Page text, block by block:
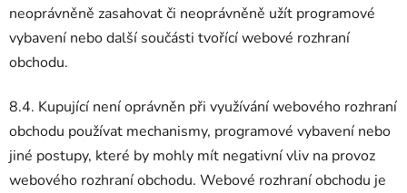
neoprávněně zasahovat či neoprávněně užít programové
vybavení nebo další součásti tvořící webové rozhraní
obchodu.
8.4. Kupující není oprávněn při využívání webového rozhraní
obchodu používat mechanismy, programové vybavení nebo
jiné postupy, které by mohly mít negativní vliv na provoz
webového rozhraní obchodu. Webové rozhraní obchodu je